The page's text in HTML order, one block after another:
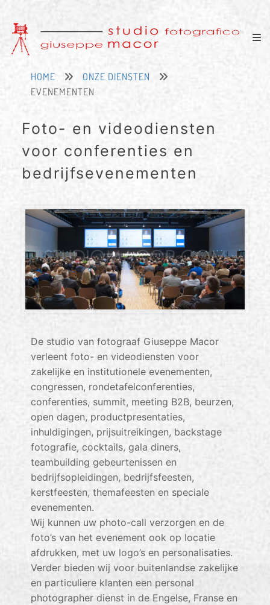
HOME
ONZE DIENSTEN
EVENEMENTEN
Foto- en videodiensten
voor conferenties en
bedrijfsevenementen
De studio van fotograaf Giuseppe Macor
verleent foto- en videodiensten voor
zakelijke en institutionele evenementen,
congressen, rondetafelconferenties,
conferenties, summit, meeting B2B, beurzen,
open dagen, productpresentaties,
inhuldigingen, prijsuitreikingen, backstage
fotografie, cocktails, gala diners,
teambuilding gebeurtenissen en
bedrijfsopleidingen, bedrijfsfeesten,
kerstfeesten, themafeesten en speciale
evenementen.
Wij kunnen uw photo-call verzorgen en de
foto’s van het evenement ook op locatie
afdrukken, met uw logo’s en personalisaties.
Verder bieden wij voor buitenlandse zakelijke
en particuliere klanten een personal
photographer dienst in de Engelse, Franse en